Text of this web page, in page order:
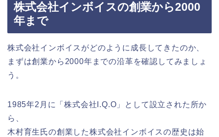
株式会社インボイスの創業から2000
年まで
株式会社インボイスがどのように成長してきたのか、
まずは創業から2000年までの沿革を確認してみましょ
う。
1985年2月に「株式会社I.Q.O」として設立された所か
ら、
木村育生氏の創業した株式会社インボイスの歴史は始